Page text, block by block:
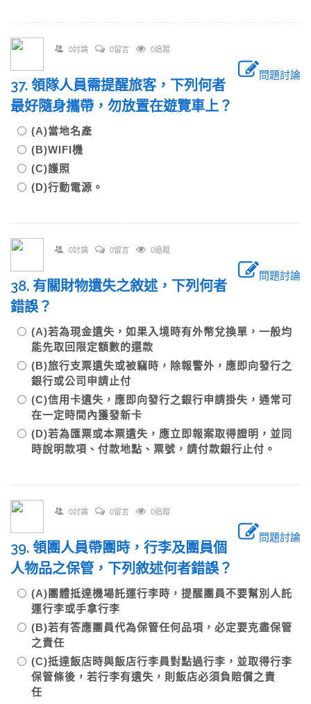
0討論 0留言 0追蹤
問題討論
37. 領隊人員需提醒旅客，下列何者
最好隨身攜帶，勿放置在遊覽車上？
(A)當地名產
(B)WIFI機
(C)護照
(D)行動電源。
0討論 0留言 0追蹤
問題討論
38. 有關財物遺失之敘述，下列何者
錯誤？
(A)若為現金遺失，如果入境時有外幣兌換單，一般均
能先取回限定額數的還款
(B)旅行支票遺失或被竊時，除報警外，應即向發行之
銀行或公司申請止付
(C)信用卡遺失，應即向發行之銀行申請掛失，通常可
在一定時間內獲發新卡
(D)若為匯票或本票遺失，應立即報案取得證明，並同
時說明款項、付款地點、票號，請付款銀行止付。
0討論 0留言 0追蹤
問題討論
39. 領團人員帶團時，行李及團員個
人物品之保管，下列敘述何者錯誤？
(A)團體抵達機場託運行李時，提醒團員不要幫別人託
運行李或手拿行李
(B)若有答應團員代為保管任何品項，必定要克盡保管
之責任
(C)抵達飯店時與飯店行李員對點過行李，並取得行李
保管條後，若行李有遺失，則飯店必須負賠償之責
任